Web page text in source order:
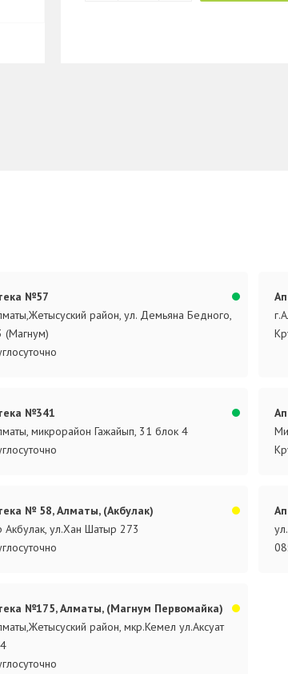
№57
район, ул. Демьяна Бедного,
(Магнум)
№341
микрорайон Гажайып, 31 блок 4
№ 58, Алматы, (Акбулак)
Акбулак, ул.Хан Шатыр 273
№175, Алматы, (Магнум Первомайка)
район, мкр.Кемел ул.Аксуат